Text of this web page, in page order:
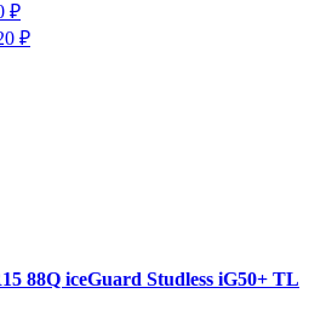
₽
₽
88Q iceGuard Studless iG50+ TL